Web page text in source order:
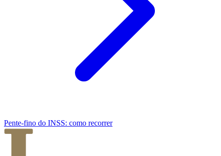
Pente-fino do INSS: como recorrer